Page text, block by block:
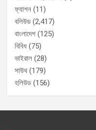
ফ্যাশন (11)
বলিউড (2,417)
বাংলাদেশ (125)
বিবিধ (75)
ভাইরাল (28)
সাউথ (179)
হলিউড (156)